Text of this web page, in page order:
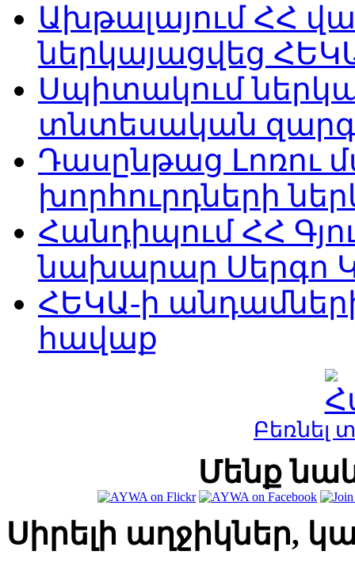
Ախթալայում ՀՀ
ներկայացվեց
Սպիտակում
տնտեսական
Դասընթաց Լոռու
խորհուրդների
Հանդիպում ՀՀ
նախարար Սերգո
ՀԵԿԱ-ի
հավաք
Բեռնել
Մենք
Սիրելի աղջիկներ,